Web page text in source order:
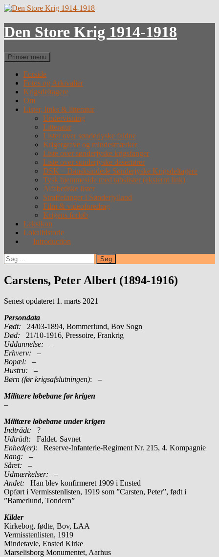
Hop
indhold
Den Store Krig 1914-1918
Søg
Primær menu
Forside
Fotos og Arkivalier
Krigsdeltagere
Om
Lister, links & litteratur
Undervisning
Litteratur
Lister over sønderjyske faldne
Krigergrave og mindesmærker
Liste over sønderjyske krigsfanger
Liste over sønderjyske desertører
DSK – Dansksindede Sønderjyske Krigsdeltagere
Tysk hjemmeside med tabslister (eksternt link)
Alfabetiske lister
Straffefanger i Sønderjylland
Film & videoforedrag
Krigens forløb
Leksikon
Lokalhistorie
Introduction
Søg
efter:
Carstens, Peter Albert (1894-1916)
Senest opdateret 1. marts 2021
Persondata
Født: 24/03-1894, Bommerlund, Bov Sogn
Død: 21/10-1916, Pressoire, Frankrig
Uddannelse: –
Erhverv: –
Bopæl: –
Hustru: –
Børn (før krigsafslutningen): –
Militære løbebane før krigen
–
Militære løbebane under krigen
Indtrådt: ?
Udtrådt: Faldet. Savnet
Enhed(er):
Reserve-Infanterie-Regiment Nr. 215, 4. Kompagnie
Rang:
–
Såret: –
Udmærkelser: –
Andet: Han blev konfirmeret 1909 i Ensted
Opført i Vermisstenlisten, 1919 som ”Carsten, Peter”, født i
”Bamerlund, Tondern”
Kilder
Kirkebog, fødte, Bov, LAA
Vermisstenlisten, 1919
Mindetavle, Ensted Kirke
Marselisborg Monumentet, Aarhus